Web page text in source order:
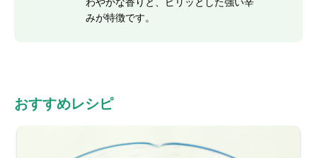
みが特徴です。
おすすめレシピ